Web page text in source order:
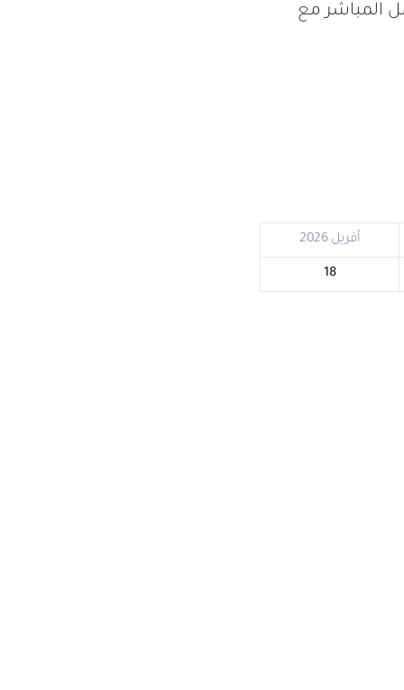
المباشر مع
أفريل 2026
18